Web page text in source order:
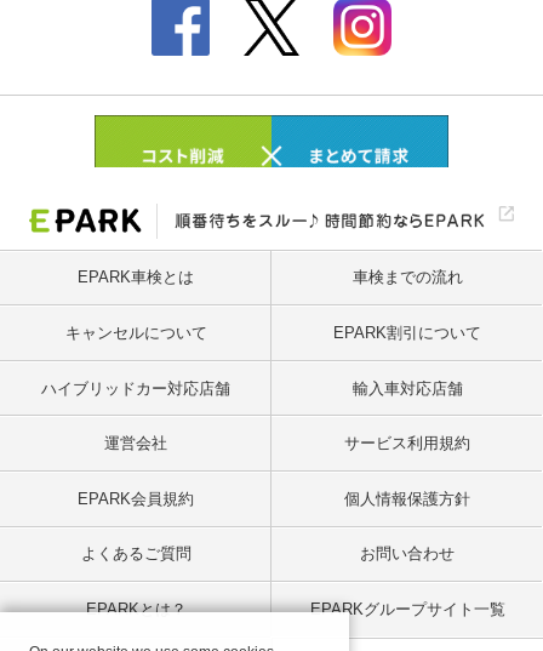
EPARK車検とは 車検までの流れ
キャンセルについて EPARK割引について
ハイブリッドカー対応店舗 輸入車対応店舗
運営会社 サービス利用規約
EPARK会員規約 個人情報保護方針
よくあるご質問 お問い合わせ
EPARKとは？ EPARKグループサイト一覧